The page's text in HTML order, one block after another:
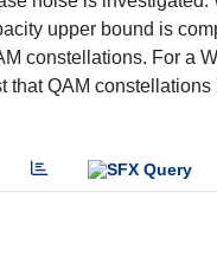
upper bound is
constellations. For a
QAM